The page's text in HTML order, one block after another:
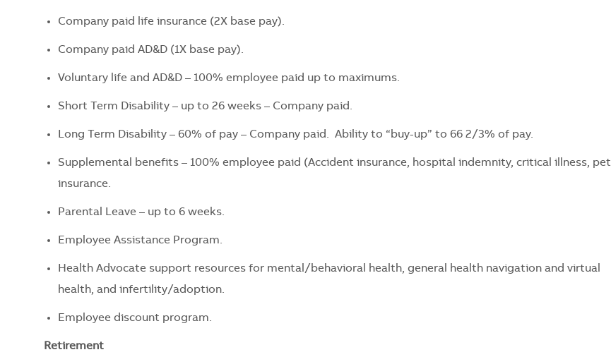
Company paid life insurance (2X base pay).
Company paid AD&D (1X base pay).
Voluntary life and AD&D – 100% employee paid up to maximums.
Short Term Disability – up to 26 weeks – Company paid.
Long Term Disability – 60% of pay – Company paid. Ability to “buy-up” to 66 2/3% of pay.
Supplemental benefits – 100% employee paid (Accident insurance, hospital indemnity, critical illness, pet
insurance.
Parental Leave – up to 6 weeks.
Employee Assistance Program.
Health Advocate support resources for mental/behavioral health, general health navigation and virtual
health, and infertility/adoption.
Employee discount program.
Retirement